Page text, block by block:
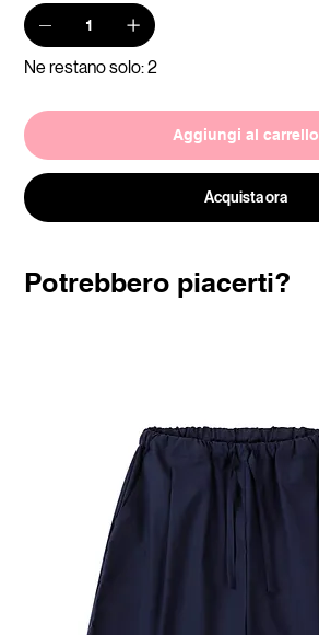
Ne restano solo: 2
Aggiungi al carrello
Acquista ora
Potrebbero piacerti?